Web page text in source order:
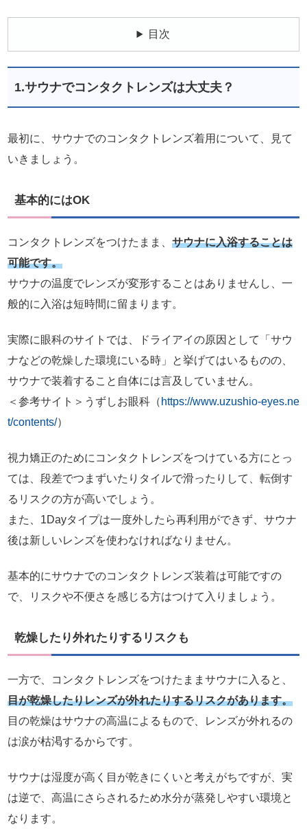
目次
1.サウナでコンタクトレンズは大丈夫？
最初に、サウナでのコンタクトレンズ着用について、見て
いきましょう。
基本的にはOK
コンタクトレンズをつけたまま、 サウナに入浴することは
可能です。
サウナの温度でレンズが変形することはありませんし、一
般的に入浴は短時間に留まります。
実際に眼科のサイトでは、ドライアイの原因として「サウ
ナなどの乾燥した環境にいる時」と挙げてはいるものの、
サウナで装着すること自体には言及していません。
＜参考サイト＞うずしお眼科（ https://www.uzushio-eyes.ne
t/contents/）
視力矯正のためにコンタクトレンズをつけている方にとっ
ては、段差でつまずいたりタイルで滑ったりして、転倒す
るリスクの方が高いでしょう。
また、1Dayタイプは一度外したら再利用ができず、サウナ
後は新しいレンズを使わなければなりません。
基本的にサウナでのコンタクトレンズ装着は可能ですの
で、リスクや不便さを感じる方はつけて入りましょう。
乾燥したり外れたりするリスクも
一方で、コンタクトレンズをつけたままサウナに入ると、
目が乾燥したりレンズが外れたりするリスクがあります。
目の乾燥はサウナの高温によるもので、レンズが外れるの
は涙が枯渇するからです。
サウナは湿度が高く目が乾きにくいと考えがちですが、実
は逆で、高温にさらされるため水分が蒸発しやすい環境と
なります。